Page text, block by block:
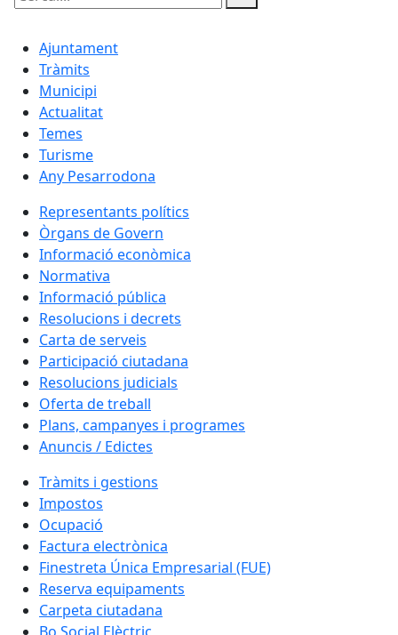
Cercar:
Ajuntament
Tràmits
Municipi
Actualitat
Temes
Turisme
Any Pesarrodona
Representants polítics
Òrgans de Govern
Informació econòmica
Normativa
Informació pública
Resolucions i decrets
Carta de serveis
Participació ciutadana
Resolucions judicials
Oferta de treball
Plans, campanyes i programes
Anuncis / Edictes
Tràmits i gestions
Impostos
Ocupació
Factura electrònica
Finestreta Única Empresarial (FUE)
Reserva equipaments
Carpeta ciutadana